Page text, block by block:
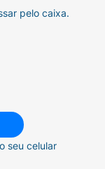
pelo caixa.
seu celular